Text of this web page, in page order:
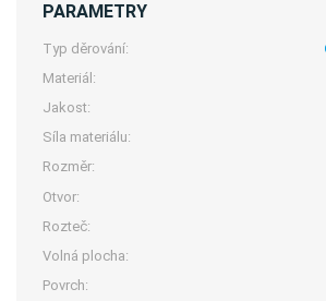
PARAMETRY
Typ děrování:
Materiál:
Jakost:
Síla materiálu:
Rozměr:
Otvor:
Rozteč:
Volná plocha:
Povrch: